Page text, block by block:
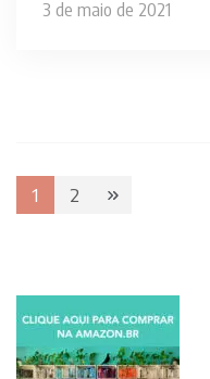
3 de maio de 2021
posts
Page
1 Page
2